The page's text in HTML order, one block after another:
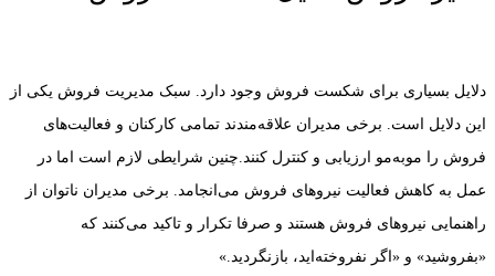
دلایل بسیاری برای شکست فروش وجود دارد. سبک مدیریت فروش یکی از
این دلایل است. برخی مدیران علاقه‌مندند تمامی کارکنان و فعالیت‌های
فروش را موبه‌مو ارزیابی و کنترل کنند.چنین شرایطی لازم است اما در
عمل به کاهش فعالیت نیروهای فروش می‌انجامد. برخی مدیران ناتوان از
راهنمایی نیروهای فروش هستند و صرفا تکرار و تاکید می‌کنند که
«بفروشید» و «‌اگر نفروخته‌اید، بازنگردید.»